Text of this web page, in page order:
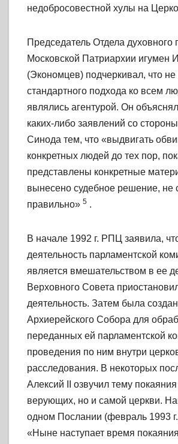
недобросовестной хулы на
Председатель Отдела
Московской Патриархии игумен
(Экономцев) подчеркивал, что
стандартного подхода ко всем
являлись агентурой. Он
каких-либо заявлений со
Синода тем, что «выдвигать
конкретных людей до тех пор,
представлены конкретные
вынесено судебное решение, не
правильно» 5 .
В начале 1992 г. РПЦ заявила,
деятельность парламентской
является вмешательством в ее
Верховного Совета
деятельность. Затем была
Архиерейского Собора для
переданных ей парламентской
проведения по ним внутри
расследования. В некоторых
Алексий II озвучил тему
верующих, но и самой церкви.
одном Послании (февраль 1993
«Ныне наступает время